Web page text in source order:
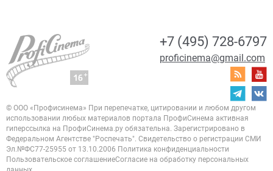
+7 (495) 728-6797
proficinema@gmail.com
© ООО «Профисинема» При перепечатке, цитировании и любом другом
использовании любых материалов портала ПрофиСинема активная
гиперссылка на ПрофиСинема.ру обязательна. Зарегистрировано в
Федеральном Агентстве "Роспечать". Свидетельство о регистрации СМИ
Эл.№ФС77-25955 от 13.10.2006 Политика конфиденциальности
Пользовательское соглашениеСогласие на обработку персональных